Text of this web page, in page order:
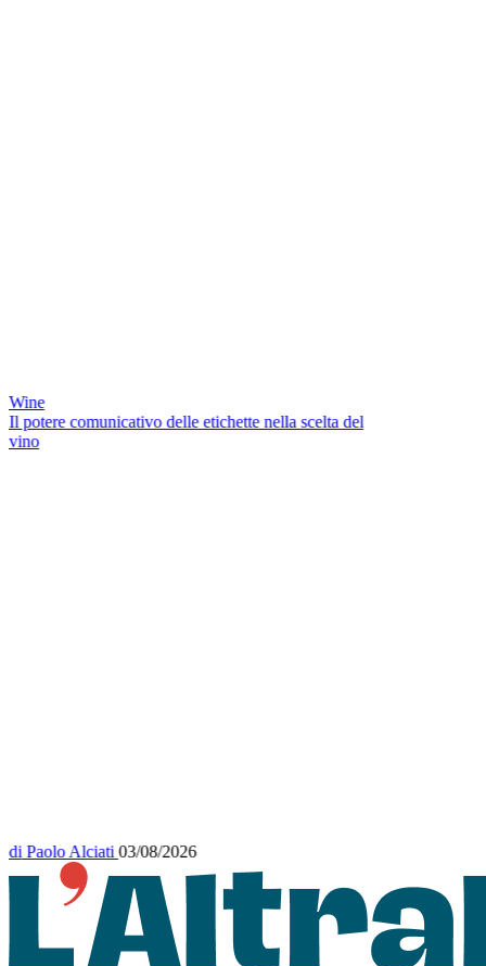
Wine
Il potere comunicativo delle etichette nella scelta del
vino
diPaolo Alciati 03/08/2026